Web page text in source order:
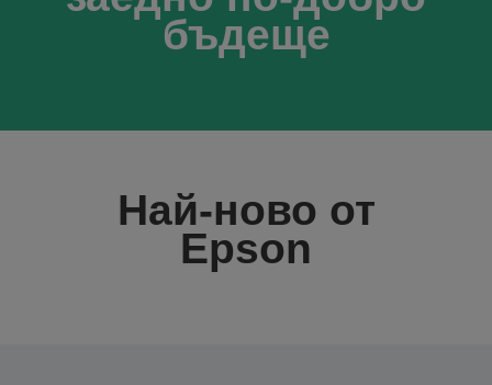
бъдеще
Най-ново от
Epson